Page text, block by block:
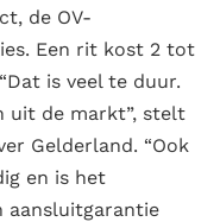
de OV-
Een rit kost 2 tot
is veel te duur.
uit de markt”, stelt
Gelderland. “Ook
en is het
aansluitgarantie